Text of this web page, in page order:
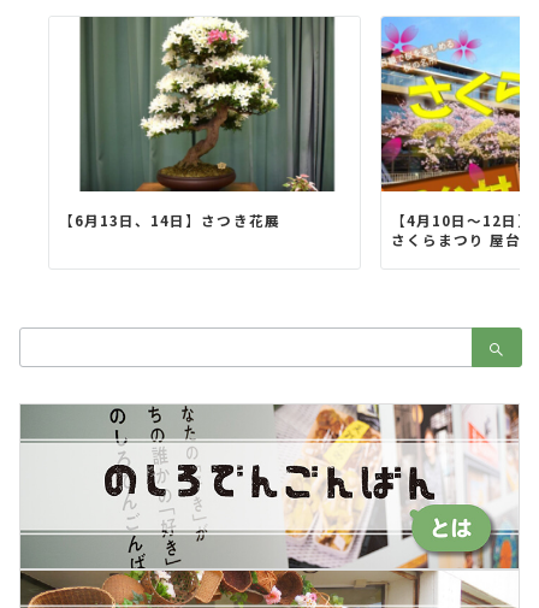
【6月13日、14日】さつき花展
【4月10日～12日
さくらまつり 屋台村
索：